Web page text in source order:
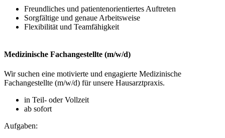
Freundliches und patientenorientiertes Auftreten
Sorgfältige und genaue Arbeitsweise
Flexibilität und Teamfähigkeit
Medizinische Fachangestellte (m/w/d)
Wir suchen eine motivierte und engagierte Medizinische
Fachangestellte (m/w/d) für unsere Hausarztpraxis.
in Teil- oder Vollzeit
ab sofort
Aufgaben: